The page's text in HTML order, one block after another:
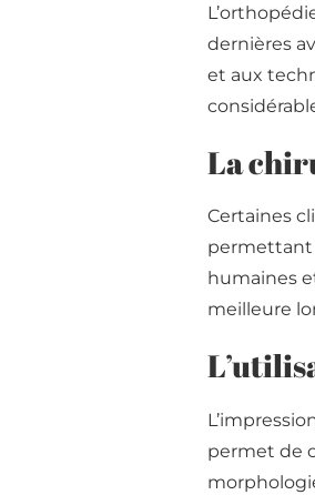
dernières
et aux
La
Certaines
permettant
humaines
meilleure
permet de